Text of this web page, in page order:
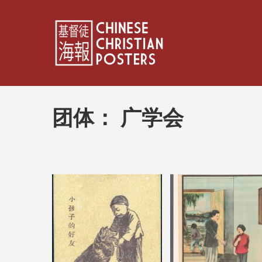
团体： 广学会
文
分
页